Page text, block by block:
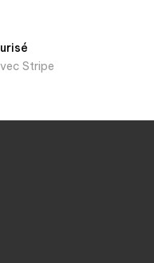
Stripe